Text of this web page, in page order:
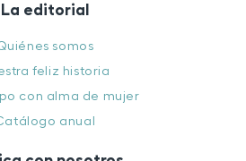
La editorial
somos
feliz historia
con alma de mujer
anual